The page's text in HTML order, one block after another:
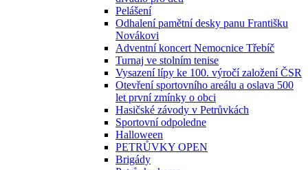
Pelášení
Odhalení pamětní desky panu Františku
Novákovi
Adventní koncert Nemocnice Třebíč
Turnaj ve stolním tenise
Vysazení lípy ke 100. výročí založení ČSR
Otevření sportovního areálu a oslava 500
let první zmínky o obci
Hasičské závody v Petrůvkách
Sportovní odpoledne
Halloween
PETRŮVKY OPEN
Brigády